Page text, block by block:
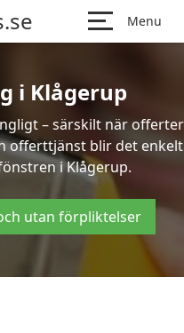
Menu
i Klågerup
– särskilt när offerter
offerttjänst blir det enkelt
i Klågerup.
utan förpliktelser